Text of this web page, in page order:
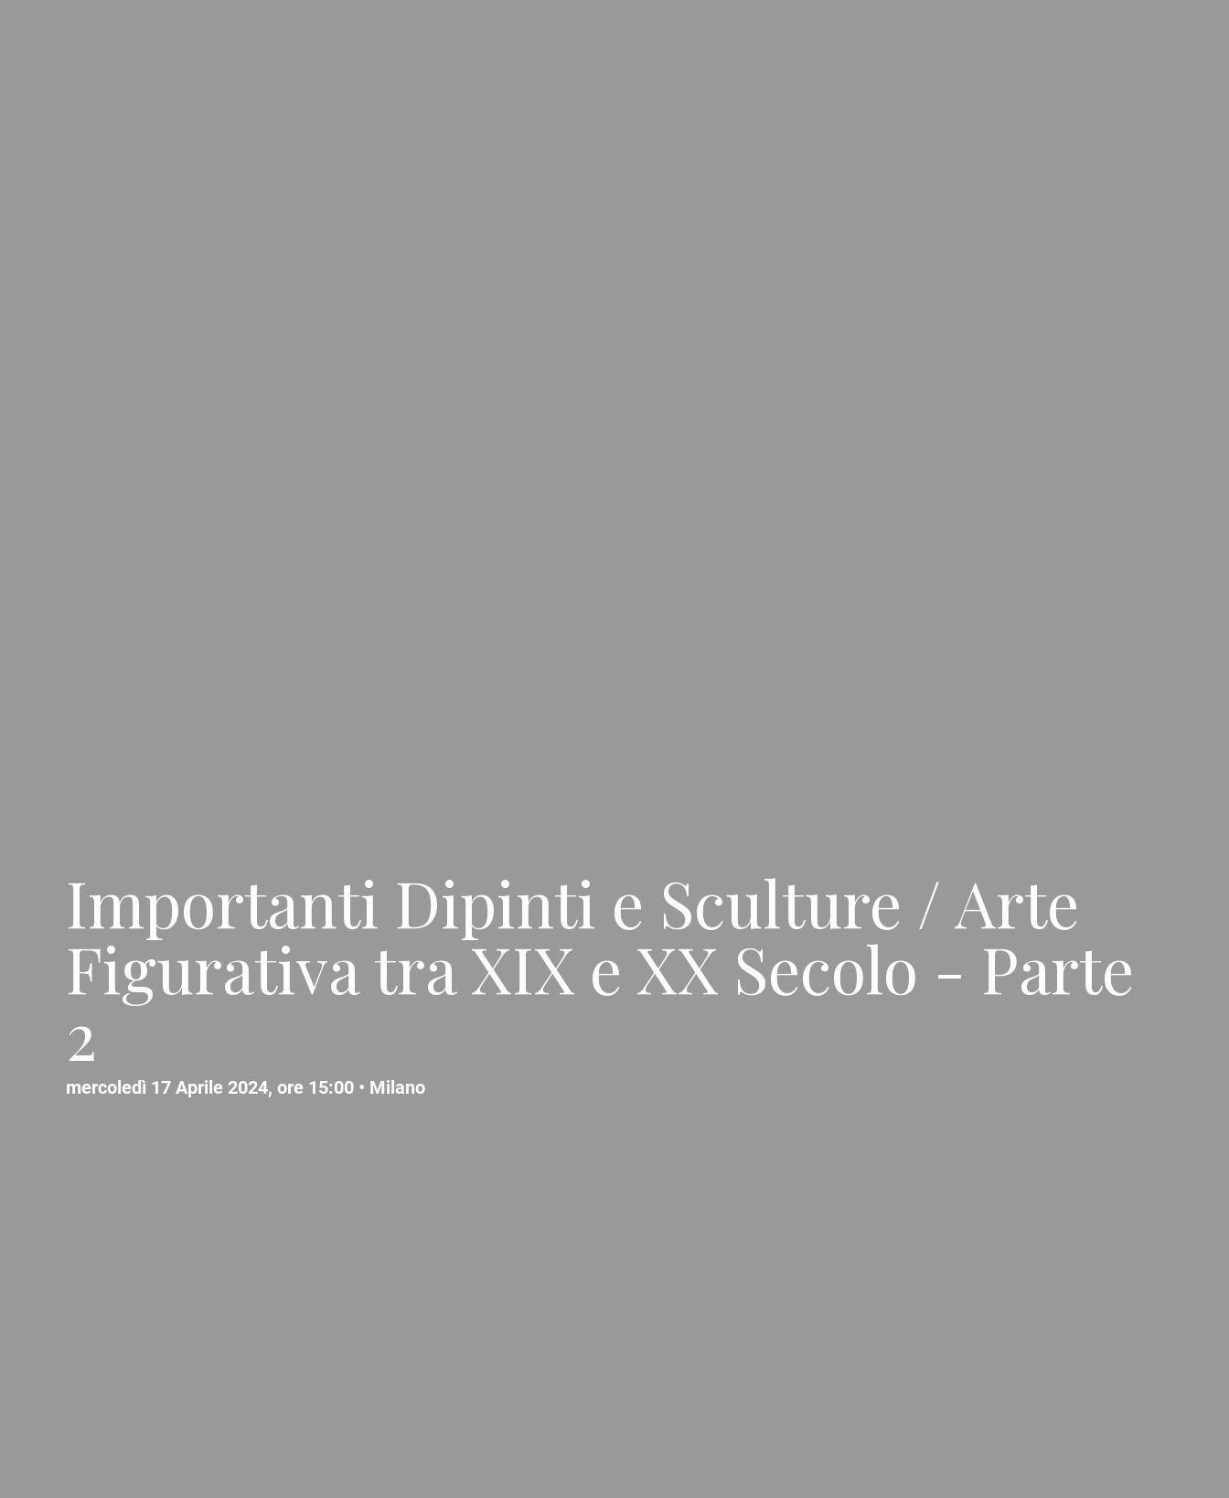
Importanti Dipinti e Sculture / Arte
Figurativa tra XIX e XX Secolo - Parte
2
mercoledì 17 Aprile 2024, ore 15:00 • Milano